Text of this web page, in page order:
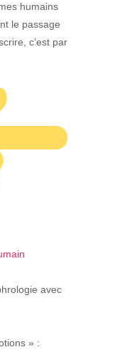
humains
le passage
c’est par
avec
» :